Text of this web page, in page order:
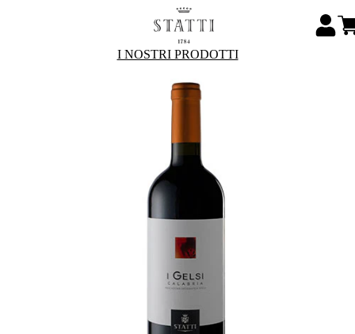
I NOSTRI PRODOTTI